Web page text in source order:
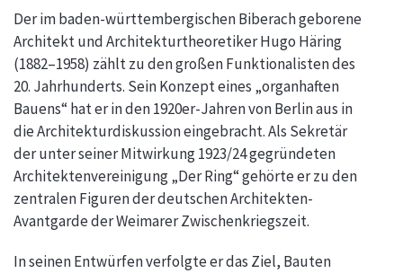
Der im baden-württembergischen Biberach geborene
Architekt und Architekturtheoretiker Hugo Häring
(1882–1958) zählt zu den großen Funktionalisten des
20. Jahrhunderts. Sein Konzept eines „organhaften
Bauens“ hat er in den 1920er-Jahren von Berlin aus in
die Architekturdiskussion eingebracht. Als Sekretär
der unter seiner Mitwirkung 1923/24 gegründeten
Architektenvereinigung „Der Ring“ gehörte er zu den
zentralen Figuren der deutschen Architekten-
Avantgarde der Weimarer Zwischenkriegszeit.
In seinen Entwürfen verfolgte er das Ziel, Bauten